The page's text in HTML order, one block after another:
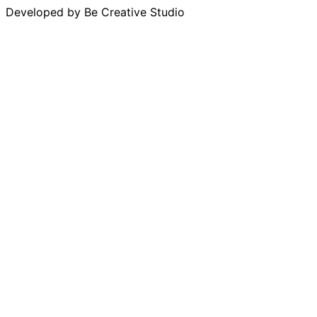
Developed by Be Creative Studio